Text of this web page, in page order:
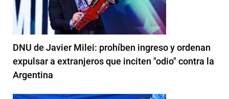
DNU de Javier Milei: prohíben ingreso y ordenan
expulsar a extranjeros que inciten "odio" contra la
Argentina